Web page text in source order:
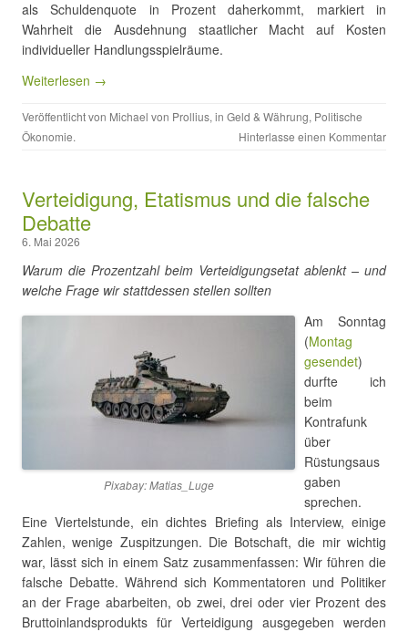
als Schuldenquote in Prozent daherkommt, markiert in
Wahrheit die Ausdehnung staatlicher Macht auf Kosten
individueller Handlungsspielräume.
Weiterlesen →
Veröffentlicht von Michael von Prollius, in Geld & Währung, Politische
Ökonomie. Hinterlasse einen Kommentar
Verteidigung, Etatismus und die falsche
Debatte
6. Mai 2026
Warum die Prozentzahl beim Verteidigungsetat ablenkt – und
welche Frage wir stattdessen stellen sollten
Pixabay: Matias_Luge
Am Sonntag
(Montag
gesendet)
durfte ich
beim
Kontrafunk
über
Rüstungsaus
gaben
sprechen.
Eine Viertelstunde, ein dichtes Briefing als Interview, einige
Zahlen, wenige Zuspitzungen. Die Botschaft, die mir wichtig
war, lässt sich in einem Satz zusammenfassen: Wir führen die
falsche Debatte. Während sich Kommentatoren und Politiker
an der Frage abarbeiten, ob zwei, drei oder vier Prozent des
Bruttoinlandsprodukts für Verteidigung ausgegeben werden